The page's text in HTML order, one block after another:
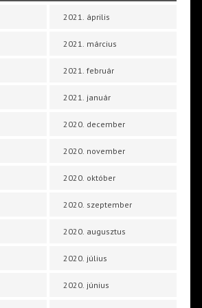
2021. április
2021. március
2021. február
2021. január
2020. december
2020. november
2020. október
2020. szeptember
2020. augusztus
2020. július
2020. június